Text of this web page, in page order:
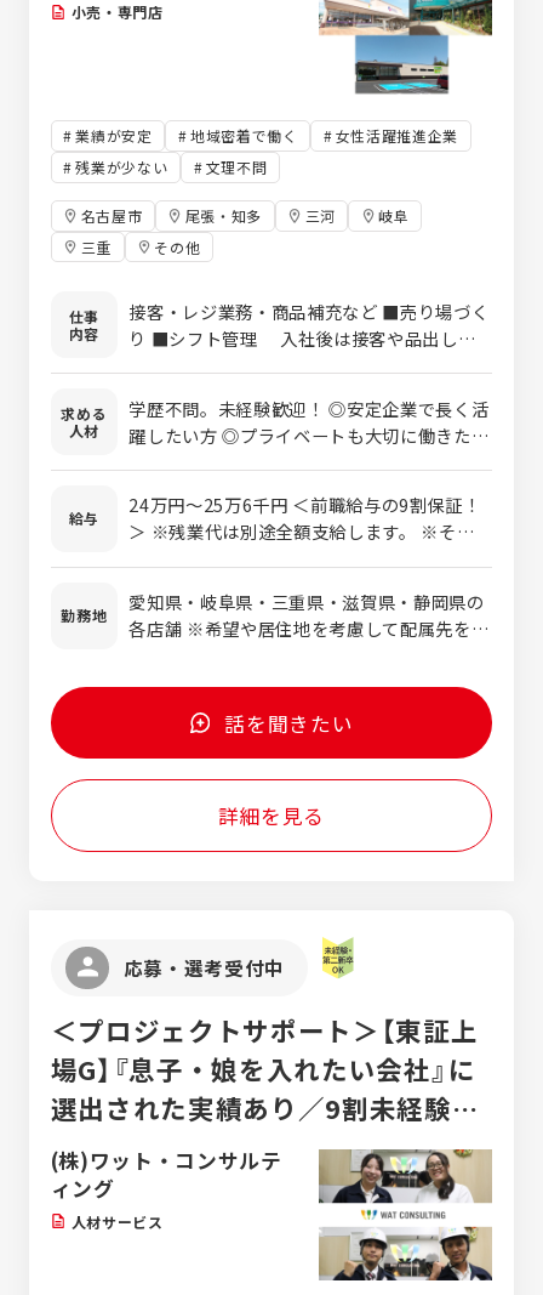
小売・専門店
業績が安定 地域密着で働く
女性活躍推進企業
残業が少ない
文理不問
名古屋市 尾張・知多 三河
岐阜
三重
その他
仕事
内容
接客・レジ業務・商品補充など ■売り場づく
り ■シフト管理 入社後は接客や品出しな
経験者の方は「店長候補」として採用いたしま
す。 また自動レジ導入、システム化などによ
り業務効率アップ。おかげで残業も月7.7時間
程度です！
求める
人材
学歴不問。未経験歓迎！ ◎安定企業で長く活
躍したい方 ◎プライベートも大切に働きたい
と話すのが好きな方 ・未経験からキャリアを
築きたい方 ・仕事もプライベートも、どちら
も大切にしたい方 ・安定収入を得ながら、自
分の時間もきちんと確保したい方 ・頑張りを
しっかり評価されたい方 ・地域の人たちに愛
輩社員のほとんどが未経験からスタートして
います。 難しい仕事はありません！研修も豊
富なためどなたでも安心して始めていただけ
ます！ 先輩たちの前職は、銀行員や警察官、
旅行代理店などさまざま。 平均勤続年数は13
給与
24万円～25万6千円 ＜前職給与の9割保証！
＞ ※残業代は別途全額支給します。 ※その他
歳） 年収550万円（30歳） 年収430万円（26歳）
勤務地
愛知県・岐阜県・三重県・滋賀県・静岡県の
各店舗 ※希望や居住地を考慮して配属先を決
愛知県 一宮市、稲沢市、北名古屋市、岩倉
市、犬山市、小牧市 丹羽郡、日進市、長久手
市、名古屋市、尾張旭市、知多郡 西尾市、江
南市、碧南市、津島市、豊橋市、豊川市、額
田郡 豊田市、みよし市、岡崎市、安城市、半
田市、東海市、高浜市 ■岐阜県 揖斐郡、美
濃市、大垣市、羽島市、岐阜市、本巣郡 瑞浪
話を聞きたい
詳細を見る
応募・選考受付中
＜プロジェクトサポート＞【東証上
場G】『息子・娘を入れたい会社』に
選出された実績あり／9割未経験
◎2ヶ月研修／年休125日／土日祝
休／独身寮・社宅あり
(株)ワット・コンサルテ
ィング
人材サービス